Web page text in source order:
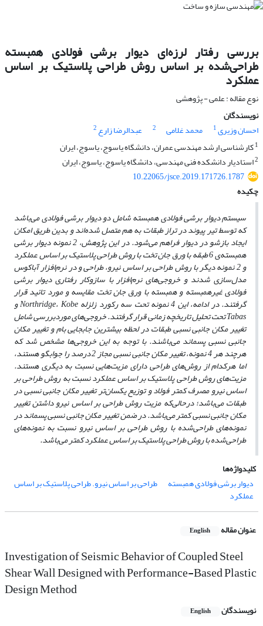
بررسی رفتار لرزه‌ای دیوار برشی فولادی همبسته
طراحی‌شده بر اساس روش طراحی پلاستیک بر اساس
عملکرد
نوع مقاله : علمی - پژوهشی
نویسندگان
احسان وزیری1 محمد غلامی 2 عبدالرضا زارع 2
1کارشناسی ارشد مهندسی عمران، دانشگاه یاسوج، یاسوج، ایران
2استادیار دانشکده فنی مهندسی، دانشگاه یاسوج، یاسوج، ایران
10.22065/jsce.2019.171726.1787
چکیده
سیستم دیوار برشی فولادی همبسته شامل دو دیوار برشی فولادی می‌باشد
که توسط تیر پیوند در تراز طبقات به هم متصل شده‌اند و بدین طریق امکان
ایجاد بازشو در دیوار فراهم می‌شود. در این پژوهش، 2 نمونه دیوار برشی
همبسته‌ی 6 طبقه با ورق جان تخت با روش طراحی پلاستیک بر اساس عملکرد
و 2 نمونه دیگر با روش طراحی بر اساس نیرو، طراحی و در نرم‌افزار آباکوس
مدل‌سازی شدند و خروجی‌های نرم‌افزار با سازوکار رفتاری دیوار برشی
فولادی غیرهمبسته و همبسته با ورق جان تخت مقایسه و مورد تائید قرار
گرفتند. در ادامه، این 4 نمونه تحت سه رکورد زلزله Northridge، Kobe و
Tabas تحت تحلیل تاریخچه زمانی قرار گرفتند. خروجی‌های موردبررسی شامل
تغییر مکان جانبی نسبی طبقات در لحظه بیشترین جابجایی بام و تغییر مکان
جانبی نسبی پسماند می‌باشند. با توجه به این خروجی‌ها مشخص شد که
هرچند هر 4 نمونه، تغییر مکان جانبی نسبی مجاز 2 درصد را جوابگو هستند،
اما هرکدام از روش‌های طراحی دارای مزیت‌هایی نسبت به دیگری هستند.
مزیت‌های روش طراحی پلاستیک بر اساس عملکرد نسبت به روش طراحی بر
اساس نیرو مصرف کمتر فولاد و توزیع یکسان‌تر تغییر مکان جانبی نسبی در
طبقات می‌باشد؛ درحالی‌که مزیت روش طراحی بر اساس نیرو داشتن تغییر
مکان جانبی نسبی کمتر می‌باشد. در ضمن تغییر مکان جانبی نسبی پسماند در
نمونه‌های طراحی‌شده با روش طراحی بر اساس نیرو نسبت به نمونه‌های
طراحی‌شده با روش طراحی پلاستیک بر اساس عملکرد کمتر می‌باشد.
کلیدواژه‌ها
دیوار برشی فولادی همبسته
طراحی بر اساس نیرو. طراحی پلاستیک بر اساس
عملکرد
عنوان مقاله English
Investigation of Seismic Behavior of Coupled Steel
Shear Wall Designed with Performance-Based Plastic
Design Method
نویسندگان English